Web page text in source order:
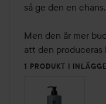
så ge den en chans.
Men den är mer
1 PRODUKT I